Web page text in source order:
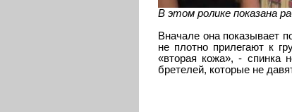
В этом ролике показана
Вначале она показывает
не плотно прилегают к
«вторая кожа», - спинка
бретелей, которые не